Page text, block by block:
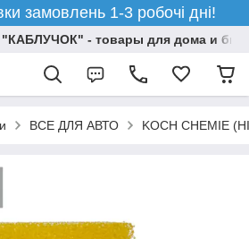
замовлень 1-3 робочі дні!
- товары для дома и
ВСЕ ДЛЯ АВТО KOCH CHEMIE